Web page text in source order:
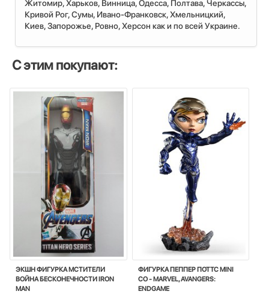
Житомир, Харьков, Винница, Одесса, Полтава, Черкассы,
Кривой Рог, Сумы, Ивано-Франковск, Хмельницкий,
Киев, Запорожье, Ровно, Херсон как и по всей Украине.
С этим покупают:
ЭКШН ФИГУРКА МСТИТЕЛИ
ВОЙНА БЕСКОНЕЧНОСТИ IRON
MAN
ФИГУРКА ПЕППЕР ПОТТС MINI
CO - MARVEL, AVANGERS:
ENDGAME